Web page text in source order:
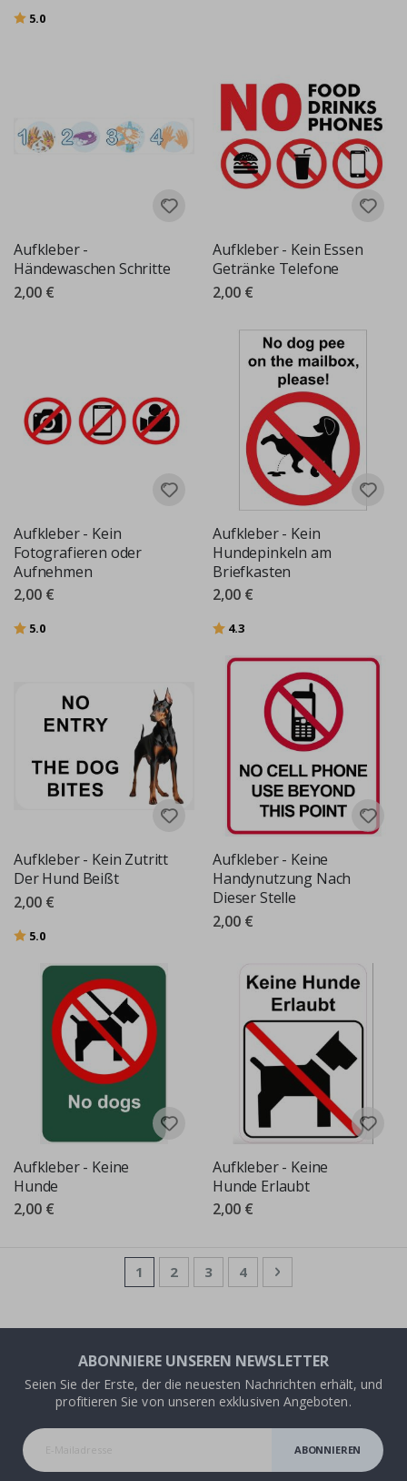
Bewertung:
5.0
Aufkleber -
Händewaschen Schritte
2,00 €
Aufkleber - Kein Essen
Getränke Telefone
2,00 €
Aufkleber - Kein
Fotografieren oder
Aufnehmen
2,00 €
Bewertung:
5.0
Aufkleber - Kein
Hundepinkeln am
Briefkasten
2,00 €
Bewertung:
4.3
Aufkleber - Kein Zutritt
Der Hund Beißt
2,00 €
Bewertung:
5.0
Aufkleber - Keine
Handynutzung Nach
Dieser Stelle
2,00 €
Aufkleber - Keine
Hunde
2,00 €
Aufkleber - Keine
Hunde Erlaubt
2,00 €
Seite
Sie lesen gerade die Seite
1 Seite
2 Seite
3 Seite
4 Seite
Weiter
ABONNIERE UNSEREN NEWSLETTER
Seien Sie der Erste, der die neuesten Nachrichten erhält, und
profitieren Sie von unseren exklusiven Angeboten.
ABONNIEREN